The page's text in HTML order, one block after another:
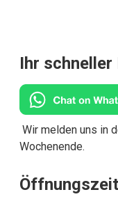
Ihr schneller
Wir melden uns in
Wochenende.